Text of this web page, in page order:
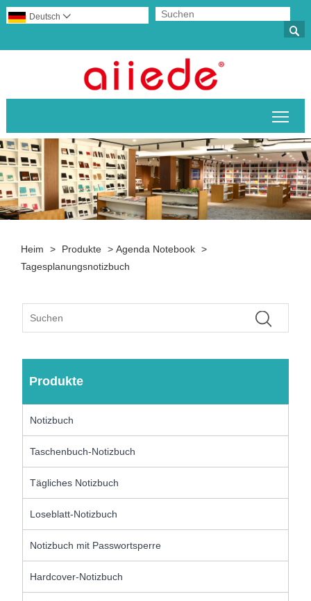

Deutsch 
Heim > Produkte >Agenda Notebook >
Tagesplanungsnotizbuch
Produkte
Notizbuch
Taschenbuch-Notizbuch
Tägliches Notizbuch
Loseblatt-Notizbuch
Notizbuch mit Passwortsperre
Hardcover-Notizbuch